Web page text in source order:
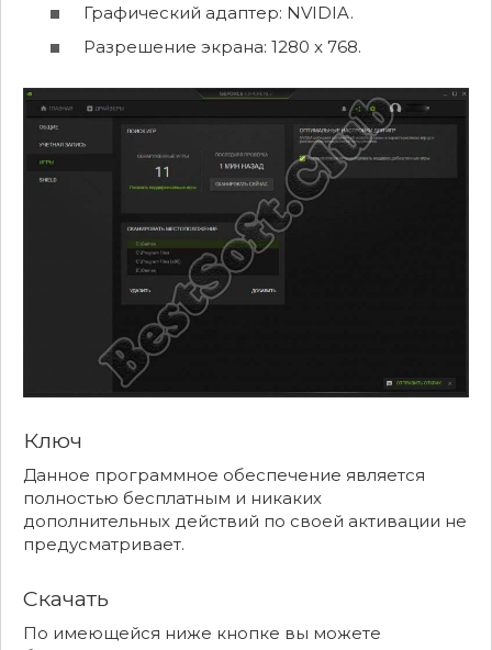
Графический адаптер: NVIDIA.
Разрешение экрана: 1280 x 768.
Ключ
Данное программное обеспечение является
полностью бесплатным и никаких
дополнительных действий по своей активации не
предусматривает.
Скачать
По имеющейся ниже кнопке вы можете